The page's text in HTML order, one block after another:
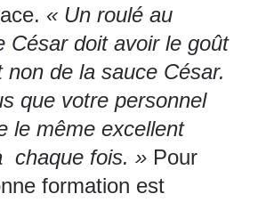
« Un roulé au
César doit avoir le goût
non de la sauce César.
que votre personnel
le même excellent
chaque fois. » Pour
formation est